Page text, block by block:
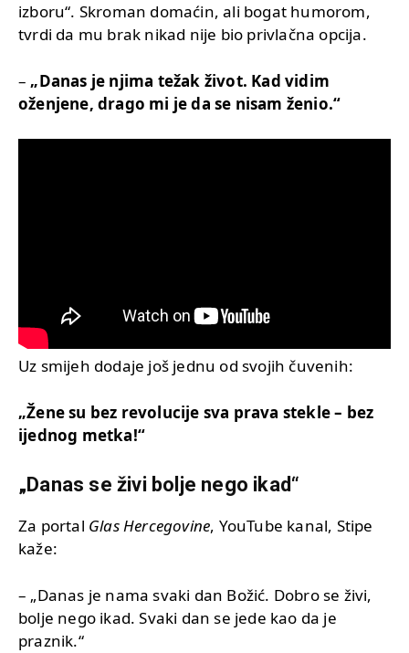
izboru“. Skroman domaćin, ali bogat humorom,
tvrdi da mu brak nikad nije bio privlačna opcija.
– „Danas je njima težak život. Kad vidim
oženjene, drago mi je da se nisam ženio.“
Uz smijeh dodaje još jednu od svojih čuvenih:
„Žene su bez revolucije sva prava stekle – bez
ijednog metka!“
„Danas se živi bolje nego ikad“
Za portal Glas Hercegovine, YouTube kanal, Stipe
kaže:
– „Danas je nama svaki dan Božić. Dobro se živi,
bolje nego ikad. Svaki dan se jede kao da je
praznik.“